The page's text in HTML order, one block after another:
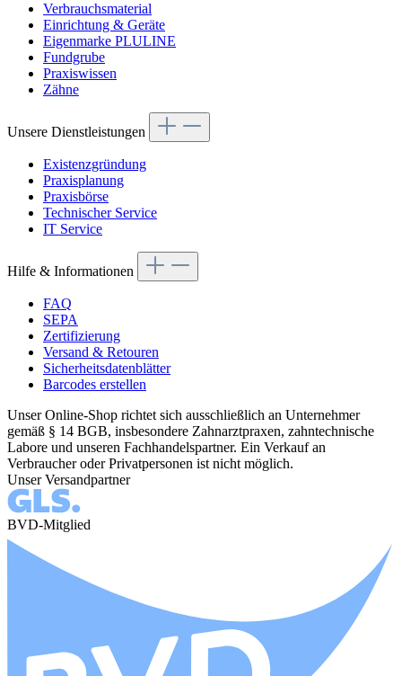
Verbrauchsmaterial
Einrichtung & Geräte
Eigenmarke PLULINE
Fundgrube
Praxiswissen
Zähne
Unsere Dienstleistungen
Existenzgründung
Praxisplanung
Praxisbörse
Technischer Service
IT Service
Hilfe & Informationen
FAQ
SEPA
Zertifizierung
Versand & Retouren
Sicherheitsdatenblätter
Barcodes erstellen
Unser Online-Shop richtet sich ausschließlich an Unternehmer
gemäß § 14 BGB, insbesondere Zahnarztpraxen, zahntechnische
Labore und unseren Fachhandelspartner. Ein Verkauf an
Verbraucher oder Privatpersonen ist nicht möglich.
Unser Versandpartner
BVD-Mitglied